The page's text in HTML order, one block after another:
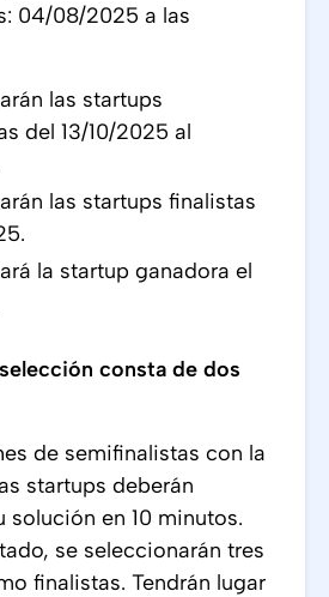
04/08/2025 a las
las startups
del 13/10/2025 al
las startups finalistas
la startup ganadora el
consta de dos
de semifinalistas con la
startups deberán
solución en 10 minutos.
se seleccionarán tres
finalistas. Tendrán lugar